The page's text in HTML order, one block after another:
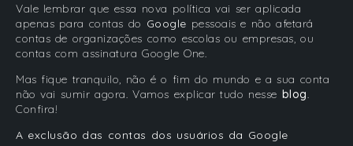
Vale lembrar que essa nova política vai ser aplicada
apenas para contas do Google pessoais e não afetará
contas de organizações como escolas ou empresas, ou
contas com assinatura Google One.
Mas fique tranquilo, não é o fim do mundo e a sua conta
não vai sumir agora. Vamos explicar tudo nesse blog.
Confira!
A exclusão das contas dos usuários da Google